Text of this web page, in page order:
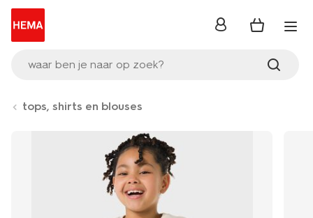
waar ben je naar op zoek?
inloggen
tops, shirts en blouses